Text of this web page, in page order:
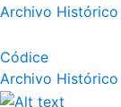
Archivo Histórico
Códice
Archivo